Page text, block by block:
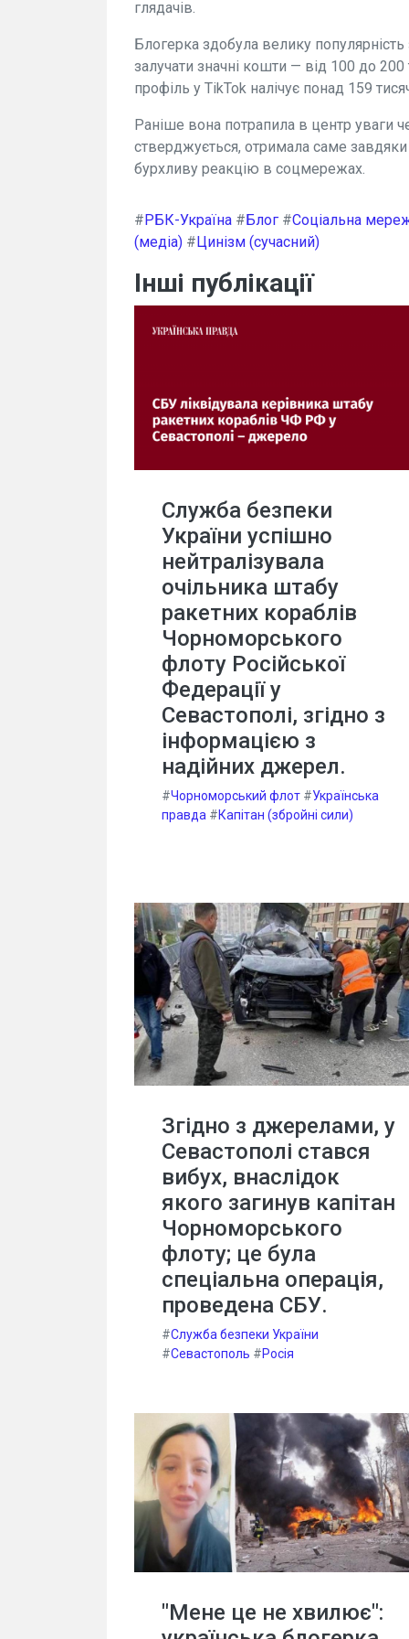
глядачів.
Блогерка здобула велику
залучати значні кошти — від 100 до 200
профіль у TikTok налічує понад 159
Раніше вона потрапила в центр уваги
стверджується, отримала саме
бурхливу реакцію в соцмережах.
#РБК-Україна #Блог #Соціальна
(медіа) #Цинізм (сучасний)
Інші публікації
Служба безпеки
України успішно
нейтралізувала
очільника штабу
ракетних кораблів
Чорноморського
флоту Російської
Федерації у
Севастополі, згідно з
інформацією з
надійних джерел.
#Чорноморський флот #Українська
правда #Капітан (збройні сили)
Згідно з джерелами, у
Севастополі стався
вибух, внаслідок
якого загинув капітан
Чорноморського
флоту; це була
спеціальна операція,
проведена СБУ.
#Служба безпеки України
#Севастополь #Росія
"Мене це не хвилює":